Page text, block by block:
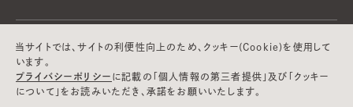
当サイトでは、サイトの利便性向上のため、クッキー(Cookie)を使用して
います。
プライバシーポリシー に記載の「個人情報の第三者提供」及び「クッキー
について」をお読みいただき、承諾をお願いいたします。